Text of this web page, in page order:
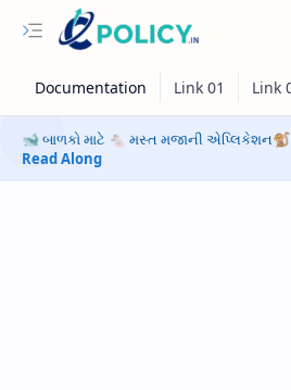
🐋 બાળકો માટે 🐁 મસ્ત મજાની એપ્લિકેશન🐒
Read Along